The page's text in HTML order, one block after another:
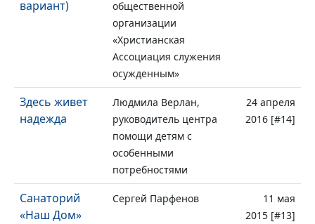
вариант)
общественной
организации
«Христианская
Ассоциация служения
осужденным»
Здесь живет
надежда
Людмила Верлан,
руководитель центра
помощи детям с
особенными
потребностями
24 апреля
2016 [#14]
Санаторий
«Наш Дом»
Сергей Парфенов
11 мая
2015 [#13]